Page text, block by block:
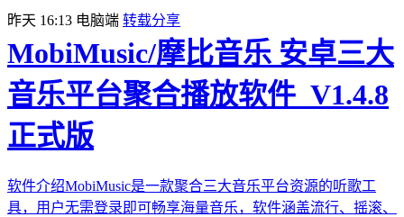
昨天 16:13 电脑端 转载分享
MobiMusic/摩比音乐 安卓三大
音乐平台聚合播放软件_V1.4.8
正式版
软件介绍MobiMusic是一款聚合三大音乐平台资源的听歌工
具，用户无需登录即可畅享海量音乐，软件涵盖流行、摇滚、